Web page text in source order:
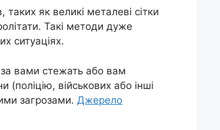
як великі металеві сітки
Такі методи дуже
ситуаціях.
вами стежать або вам
(поліцію, військових або інші
загрозами. Джерело